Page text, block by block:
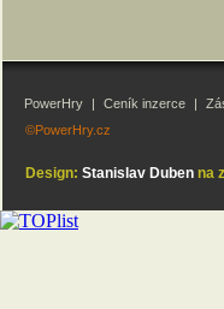
PowerHry | Ceník inzerce |
©PowerHry.cz
Design: Stanislav Dubenna